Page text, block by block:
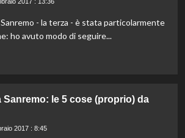
- la terza - è stata particolarmente
ho avuto modo di seguire...
Sanremo: le 5 cose (proprio) da
2017 : 8:45